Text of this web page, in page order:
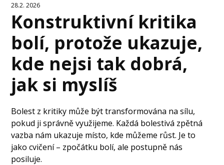
28.2. 2026
Konstruktivní kritika
bolí, protože ukazuje,
kde nejsi tak dobrá,
jak si myslíš
Bolest z kritiky může být transformována na sílu,
pokud ji správně využijeme. Každá bolestivá zpětná
vazba nám ukazuje místo, kde můžeme růst. Je to
jako cvičení – zpočátku bolí, ale postupně nás
posiluje.